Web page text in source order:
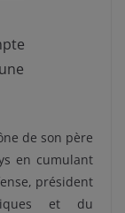
de son père
en cumulant
président
et du